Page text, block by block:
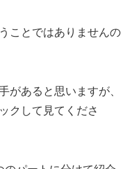
ことではありませんの
があると思いますが、
クして見てくださ